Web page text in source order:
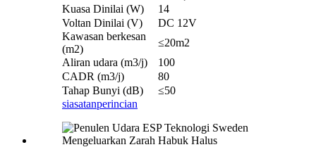
Kuasa Dinilai (W)
14
Voltan Dinilai (V)
DC 12V
Kawasan berkesan
(m2)
≤20m2
Aliran udara (m3/j)
100
CADR (m3/j)
80
Tahap Bunyi (dB)
≤50
siasatanperincian